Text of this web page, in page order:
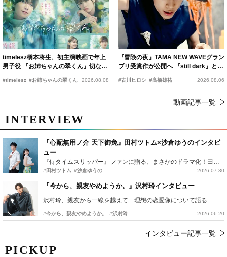
PICKUP
timelesz橋本将生、初主演映画で年上
男子役 『お姉ちゃんの翠くん』切ない
恋の幕開けを予感
#timelesz #お姉ちゃんの翠くん 2026.08.08
『冒険の夜』TAMA NEW WAVEグラン
プリ受賞作が公開へ 『still dark』と同
時上映決定
#古川ヒロシ #髙橋雄祐 2026.08.06
動画記事一覧
INTERVIEW
『心配無用ノ介 天下御免』田村ツトム×沙倉ゆうのインタビ
ュー
『侍タイムスリッパー』ファンに贈る、まさかのドラマ化！田村ツトム×沙倉ゆうのが語る『心配無用ノ介』撮影秘話
#田村ツトム #沙倉ゆうの 2026.07.30
『今から、親友やめようか。』沢村玲インタビュー
沢村玲、親友から一線を越えて…理想の恋愛像について語る
#今から、親友やめようか。 #沢村玲 2026.06.20
インタビュー記事一覧